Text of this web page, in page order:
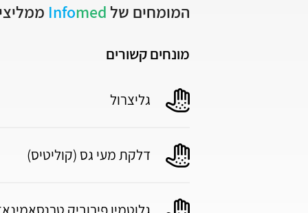
המומחים של Infomed
מונחים קשורים
גליצרול
דלקת מעי גס (קוליטיס)